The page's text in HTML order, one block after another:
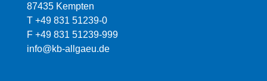
87435 Kempten
T +49 831 51239-0
F +49 831 51239-999
info@kb-allgaeu.de